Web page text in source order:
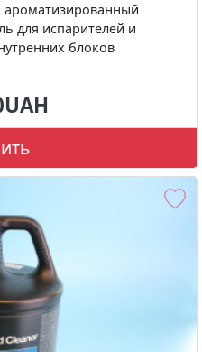
ароматизированный
для испарителей и
блоков